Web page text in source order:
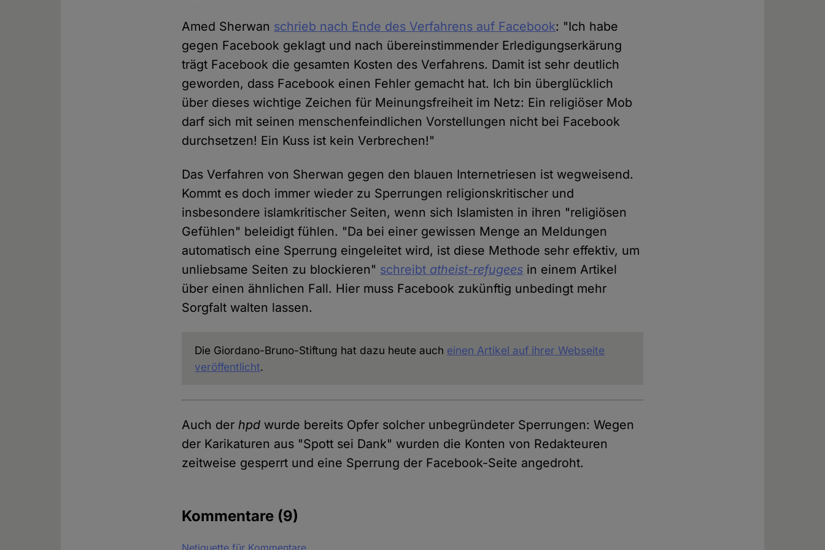
Amed Sherwan schrieb nach Ende des Verfahrens auf Facebook: "Ich habe
gegen Facebook geklagt und nach übereinstimmender Erledigungserkärung
trägt Facebook die gesamten Kosten des Verfahrens. Damit ist sehr deutlich
geworden, dass Facebook einen Fehler gemacht hat. Ich bin überglücklich
über dieses wichtige Zeichen für Meinungsfreiheit im Netz: Ein religiöser Mob
darf sich mit seinen menschenfeindlichen Vorstellungen nicht bei Facebook
durchsetzen! Ein Kuss ist kein Verbrechen!"
Das Verfahren von Sherwan gegen den blauen Internetriesen ist wegweisend.
Kommt es doch immer wieder zu Sperrungen religionskritischer und
insbesondere islamkritischer Seiten, wenn sich Islamisten in ihren "religiösen
Gefühlen" beleidigt fühlen. "Da bei einer gewissen Menge an Meldungen
automatisch eine Sperrung eingeleitet wird, ist diese Methode sehr effektiv, um
unliebsame Seiten zu blockieren" schreibt atheist-refugees in einem Artikel
über einen ähnlichen Fall. Hier muss Facebook zukünftig unbedingt mehr
Sorgfalt walten lassen.
Die Giordano-Bruno-Stiftung hat dazu heute auch einen Artikel auf ihrer Webseite
veröffentlicht.
Auch der hpd wurde bereits Opfer solcher unbegründeter Sperrungen: Wegen
der Karikaturen aus "Spott sei Dank" wurden die Konten von Redakteuren
zeitweise gesperrt und eine Sperrung der Facebook-Seite angedroht.
Kommentare (9)
Netiquette für Kommentare